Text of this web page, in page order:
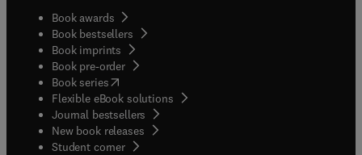
Book awards
Book bestsellers
Book imprints
Book pre-order
Book series(opens in new tab/window
Flexible eBook solutions
Journal bestsellers
New book releases
Student corner( opens in new tab/window